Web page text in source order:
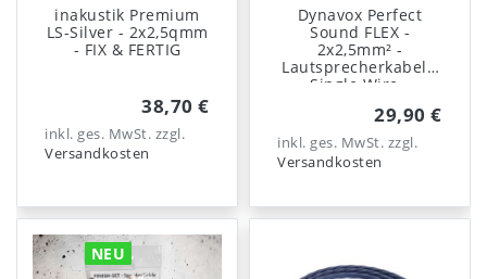
inakustik Premium
LS-Silver - 2x2,5qmm
- FIX & FERTIG
38,70 €
inkl. ges. MwSt. zzgl.
Versandkosten
Dynavox Perfect
Sound FLEX -
2x2,5mm² -
Lautsprecherkabel -
Single Wire -
konfektioniert
29,90 €
inkl. ges. MwSt. zzgl.
Versandkosten
NEU